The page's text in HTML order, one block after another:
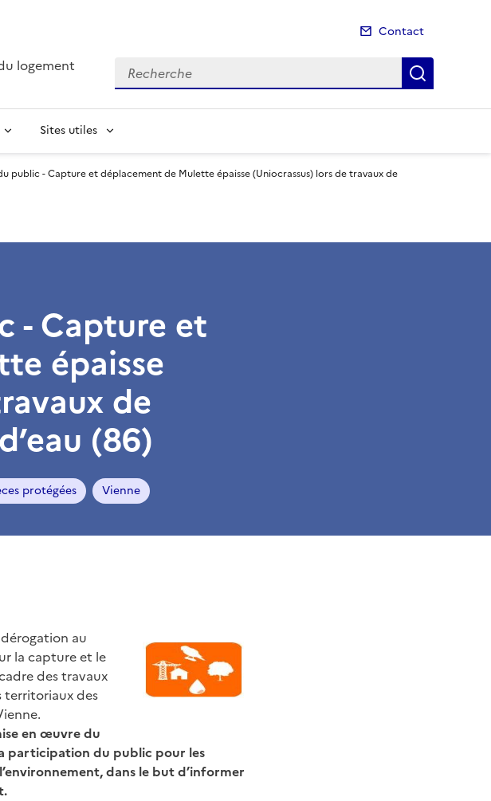
logement
Contact
Recherche
Sites utiles
public - Capture et déplacement de Mulette épaisse (Uniocrassus) lors de travaux de
- Capture et
épaisse
de
(86)
protégées Vienne
au
la capture et le
des travaux
territoriaux des
en œuvre du
participation du public pour les
dans le but d’informer